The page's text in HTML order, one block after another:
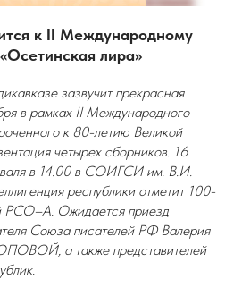
к II Международному
лира»
зазвучит прекрасная
в рамках II Международного
к 80-летию Великой
четырех сборников. 16
в 14.00 в СОИГСИ им. В.И.
республики отметит 100-
РСО–А. Ожидается приезд
Союза писателей РФ Валерия
а также представителей